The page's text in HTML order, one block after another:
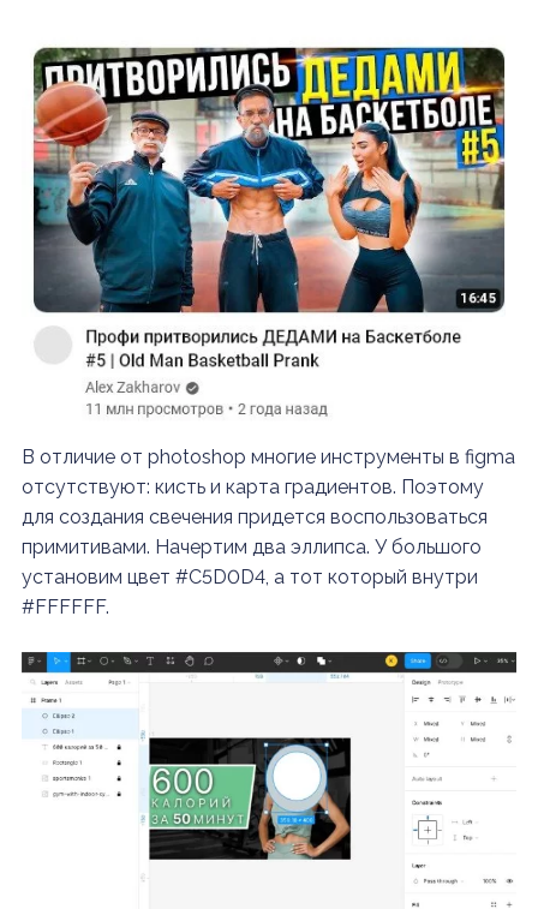
В отличие от photoshop многие инструменты в figma
отсутствуют: кисть и карта градиентов. Поэтому
для создания свечения придется воспользоваться
примитивами. Начертим два эллипса. У большого
установим цвет #C5D0D4, а тот который внутри
#FFFFFF.